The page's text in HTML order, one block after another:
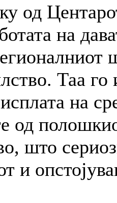
од
на
Таа
на
од
што
и